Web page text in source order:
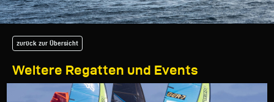
Weitere Regatten und Events
zurück zur Übersicht